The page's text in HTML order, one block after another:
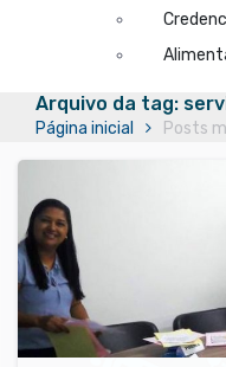
Arquivo da tag:
Página inicial Posts